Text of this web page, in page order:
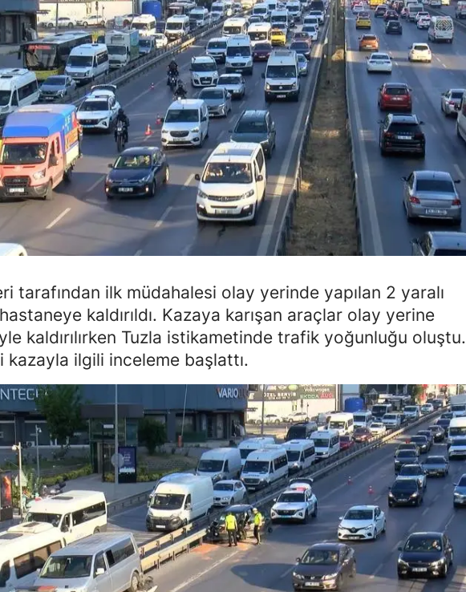
Hatay
Isparta
Mersin
İstanbul
İzmir
Kars
Kastamonu
Kayseri
Kırklareli
Kırşehir
Kocaeli
Konya
Kütahya
Malatya
Manisa
Kahramanmaraş
Mardin
Muğla
tarafından ilk müdahalesi olay yerinde yapılan 2 yaralı
kaldırıldı. Kazaya karışan araçlar olay yerine
kaldırılırken Tuzla istikametinde trafik yoğunluğu oluştu.
kazayla ilgili inceleme başlattı.